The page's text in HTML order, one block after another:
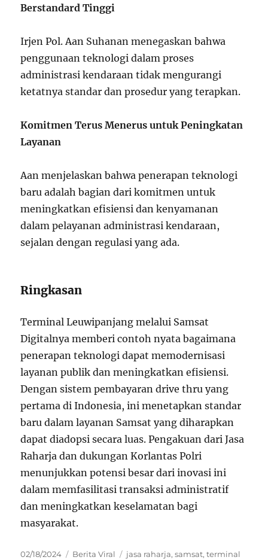
Berstandard Tinggi
Irjen Pol. Aan Suhanan menegaskan bahwa
penggunaan teknologi dalam proses
administrasi kendaraan tidak mengurangi
ketatnya standar dan prosedur yang terapkan.
Komitmen Terus Menerus untuk Peningkatan
Layanan
Aan menjelaskan bahwa penerapan teknologi
baru adalah bagian dari komitmen untuk
meningkatkan efisiensi dan kenyamanan
dalam pelayanan administrasi kendaraan,
sejalan dengan regulasi yang ada.
Ringkasan
Terminal Leuwipanjang melalui Samsat
Digitalnya memberi contoh nyata bagaimana
penerapan teknologi dapat memodernisasi
layanan publik dan meningkatkan efisiensi.
Dengan sistem pembayaran drive thru yang
pertama di Indonesia, ini menetapkan standar
baru dalam layanan Samsat yang diharapkan
dapat diadopsi secara luas. Pengakuan dari Jasa
Raharja dan dukungan Korlantas Polri
menunjukkan potensi besar dari inovasi ini
dalam memfasilitasi transaksi administratif
dan meningkatkan keselamatan bagi
masyarakat.
Posted
02/18/2024 Categories
Berita Viral Tags
jasa raharja,samsat,terminal